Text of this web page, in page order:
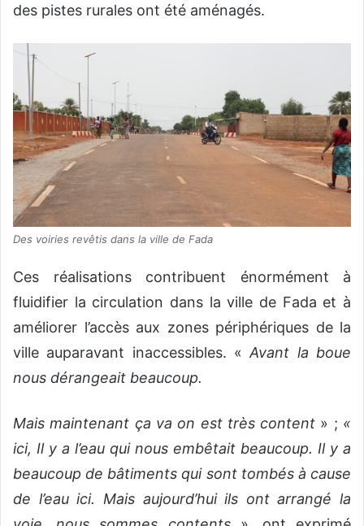
des pistes rurales ont été aménagés.
Des voiries revêtis dans la ville de Fada
Ces réalisations contribuent énormément à
fluidifier la circulation dans la ville de Fada et à
améliorer l’accès aux zones périphériques de la
ville auparavant inaccessibles. «Avant la boue
nous dérangeait beaucoup.
Mais maintenant ça va on est très content » ; «
ici, Il y a l’eau qui nous embêtait beaucoup. Il y a
beaucoup de bâtiments qui sont tombés à cause
de l’eau ici. Mais aujourd’hui ils ont arrangé la